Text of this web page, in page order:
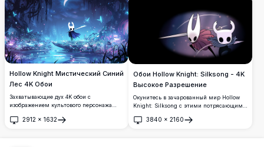
владеющую способностями иглы и
шелка на фоне золотистых атмосферных
задников, идеально подходящая для
игровых дисплеев рабочего стола.
атмосферой, идеально подходящей для
любителей игр и фонов рабочего стола.
Hollow Knight Мистический Синий
Лес 4K Обои
Захватывающие дух 4K обои с
изображением культового персонажа
синем лесу со светящимися бабочками,
2912 × 1632
Открыть
Обои Hollow Knight: Silksong - 4K
Высокое Разрешение
Окунитесь в зачарованный мир Hollow
Knight: Silksong с этими потрясающими
персонажами в насыщенных деталях
3840 × 2160
Открыть